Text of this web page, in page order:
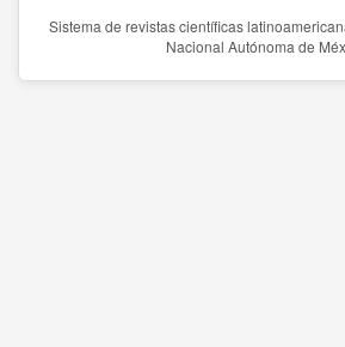
Sistema de revistas científicas
Nacional Autónoma de